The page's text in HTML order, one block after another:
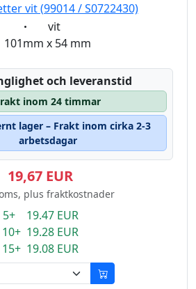
vit (99014 / S0722430)
Eigenschaft:
vit
101mm x 54 mm
och leveranstid
inom 24 timmar
lager – Frakt inom cirka 2-3
arbetsdagar
19,67 EUR
plus fraktkostnader
5+ 19.47 EUR
10+ 19.28 EUR
15+ 19.08 EUR